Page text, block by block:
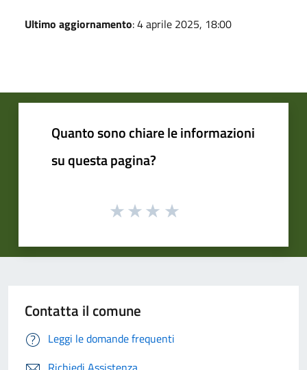
Ultimo aggiornamento: 4 aprile 2025, 18:00
Quanto sono chiare le informazioni
su questa pagina?
Contatta il comune
Leggi le domande frequenti